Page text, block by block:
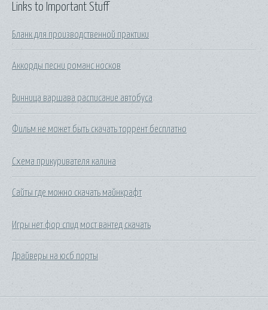
Links to Important Stuff
Бланк для производственной практики
Аккорды песни романс носков
Винница варшава расписание автобуса
Фильм не может быть скачать торрент бесплатно
Схема прикуривателя калина
Сайты где можно скачать майнкрафт
Игры нет фор спид мост вантед скачать
Драйверы на юсб порты